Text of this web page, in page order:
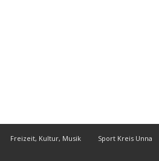
Freizeit, Kultur, Musik Sport Kreis Unna